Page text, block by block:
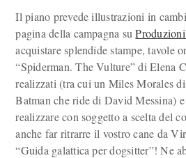
Il piano prevede illustrazioni in
pagina della campagna su
acquistare splendide stampe, tavole
“Spiderman. The Vulture” di Elena
realizzati (tra cui un Miles Morales
Batman che ride di David Messina)
realizzare con soggetto a scelta del
anche far ritrarre il vostro cane da
“Guida galattica per dogsitter”! Ne